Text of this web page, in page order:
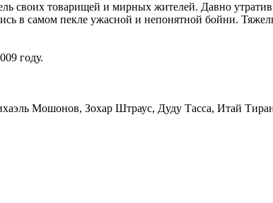
своих товарищей и мирных жителей. Давно
в самом пекле ужасной и непонятной бойни.
году.
Мошонов, Зохар Штраус, Дуду Тасса, Итай